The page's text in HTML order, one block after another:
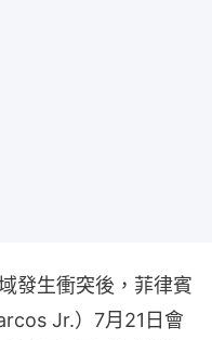
發生衝突後，菲律賓
Jr.）7月21日會